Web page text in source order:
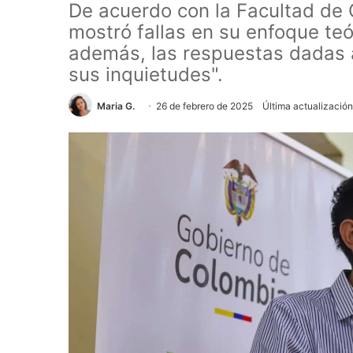
De acuerdo con la Facultad
mostró fallas en su enfoque
además, las respuestas
sus inquietudes".
Maria G. 26 de febrero de 2025 Última